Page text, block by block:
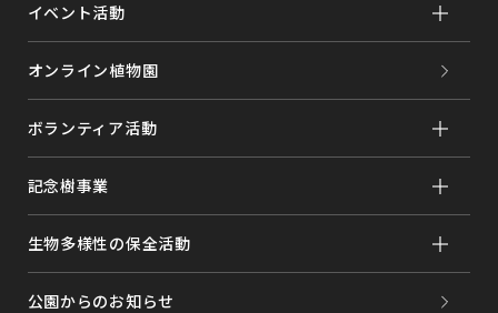
イベント活動
オンライン植物園
ボランティア活動
記念樹事業
生物多様性の保全活動
公園からのお知らせ